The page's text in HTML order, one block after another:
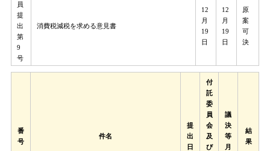
員
提
出
第
9
号
消費税減税を求める意見書
12
月
19
日​
12
月
19
日
原
案
可
決
番
号
件名
提
出
日
付
託
委
員
会
及
び
議
決
等
月
結
果